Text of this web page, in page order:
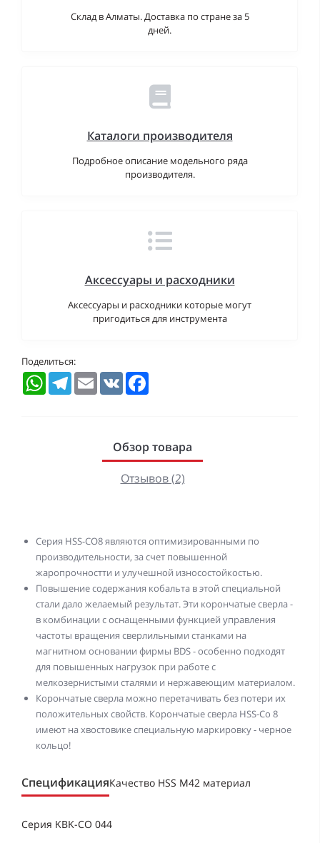
Склад в Алматы. Доставка по стране за 5
дней.
Каталоги производителя
Подробное описание модельного ряда
производителя.
Аксессуары и расходники
Аксессуары и расходники которые могут
пригодиться для инструмента
Поделиться:
WhatsAppTelegramEmail VK
Обзор товара
Отзывов (2)
Серия HSS-CO8 являются оптимизированными по
производительности, за счет повышенной
жаропрочностти и улучешной износостойкостью.
Повышение содержания кобальта в этой специальной
стали дало желаемый результат. Эти корончатые сверла -
в комбинации с оснащенными функцией управления
частоты вращения сверлильными станками на
магнитном основании фирмы BDS - особенно подходят
для повышенных нагрузок при работе с
мелкозернистыми сталями и нержавеющим материалом.
Корончатые сверла можно перетачивать без потери их
положительных свойств. Корончатые сверла HSS-Co 8
имеют на хвостовике специальную маркировку - черное
кольцо!
СпецификацияКачество HSS M42 материал
Серия KBK-CO 044